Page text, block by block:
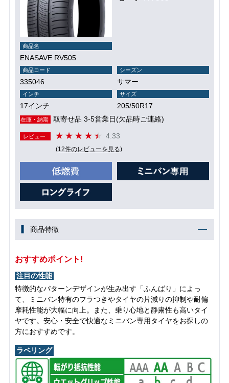
商品名
ENASAVE RV505
商品コード
335046
シーズン
サマー
インチ
17インチ
サイズ
205/50R17
在庫・納期 取寄せ品 3-5営業日(欠品時ご連絡)
レビュー 4.33
(12件のレビューを見る)
商品特徴
おすすめポイント!
注目の性能
特徴的なパターンデザインが生み出す「ふんばり」によっ
て、ミニバン特有のフラつきやタイヤの片減りの抑制や耐偏
摩耗性能が大幅に向上。また、乗り心地と静粛性も高いタイ
ヤです。安心・安全で快適なミニバン専用タイヤをお探しの
方におすすめです。
ラベリング